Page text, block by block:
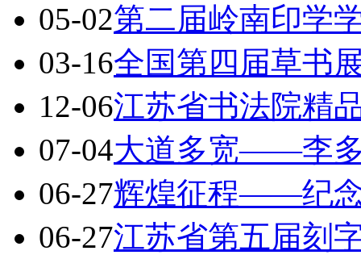
05-02第二届岭南印学
03-16全国第四届草书
12-06江苏省书法院精
07-04大道多宽——李
06-27辉煌征程——纪
06-27江苏省第五届刻